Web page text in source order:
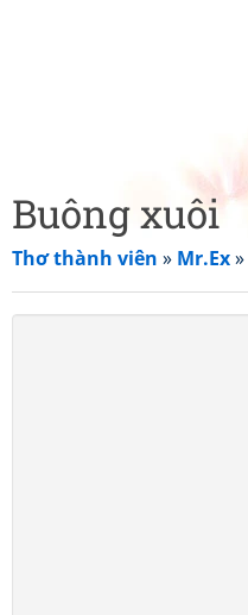
Buông xuôi
Thơ thành viên » Mr.Ex»